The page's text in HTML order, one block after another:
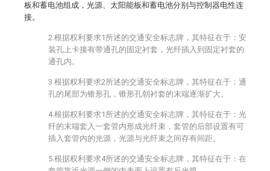
板和蓄电池组成，光源、太阳能板和蓄电池分别与控制器电性连
接。
2.根据权利要求1所述的交通安全标志牌，其特征在于：安
装孔上卡接有带通孔的固定衬套，光纤插入到固定衬套的
通孔内。
3.根据权利要求2所述的交通安全标志牌，其特征在于：通
孔的尾部为锥形孔，锥形孔朝衬套的末端逐渐扩大。
4.根据权利要求1所述的交通安全标志牌，其特征在于：光
纤的末端套入一套管内形成光纤束，套管的后部设置有可
插入套管内的光源，光源与光纤束之间存有间距。
5.根据权利要求4所述的交通安全标志牌，其特征在于：在